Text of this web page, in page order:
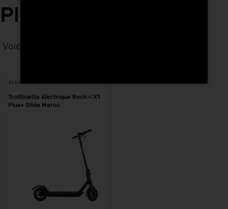
Plus+ Glide à Oujda
Voici le seul résultat
25 KM
Trottinette électrique Rock-i X1
Plus+ Glide Maroc